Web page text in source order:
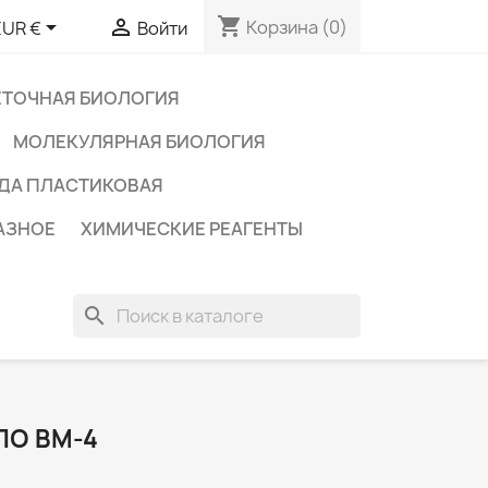
€  Войти shopping_cart Корзина (0)
БИОЛОГИЯ
МОЛЕКУЛЯРНАЯ БИОЛОГИЯ
ПЛАСТИКОВАЯ
ХИМИЧЕСКИЕ РЕАГЕНТЫ
search
ВМ-4